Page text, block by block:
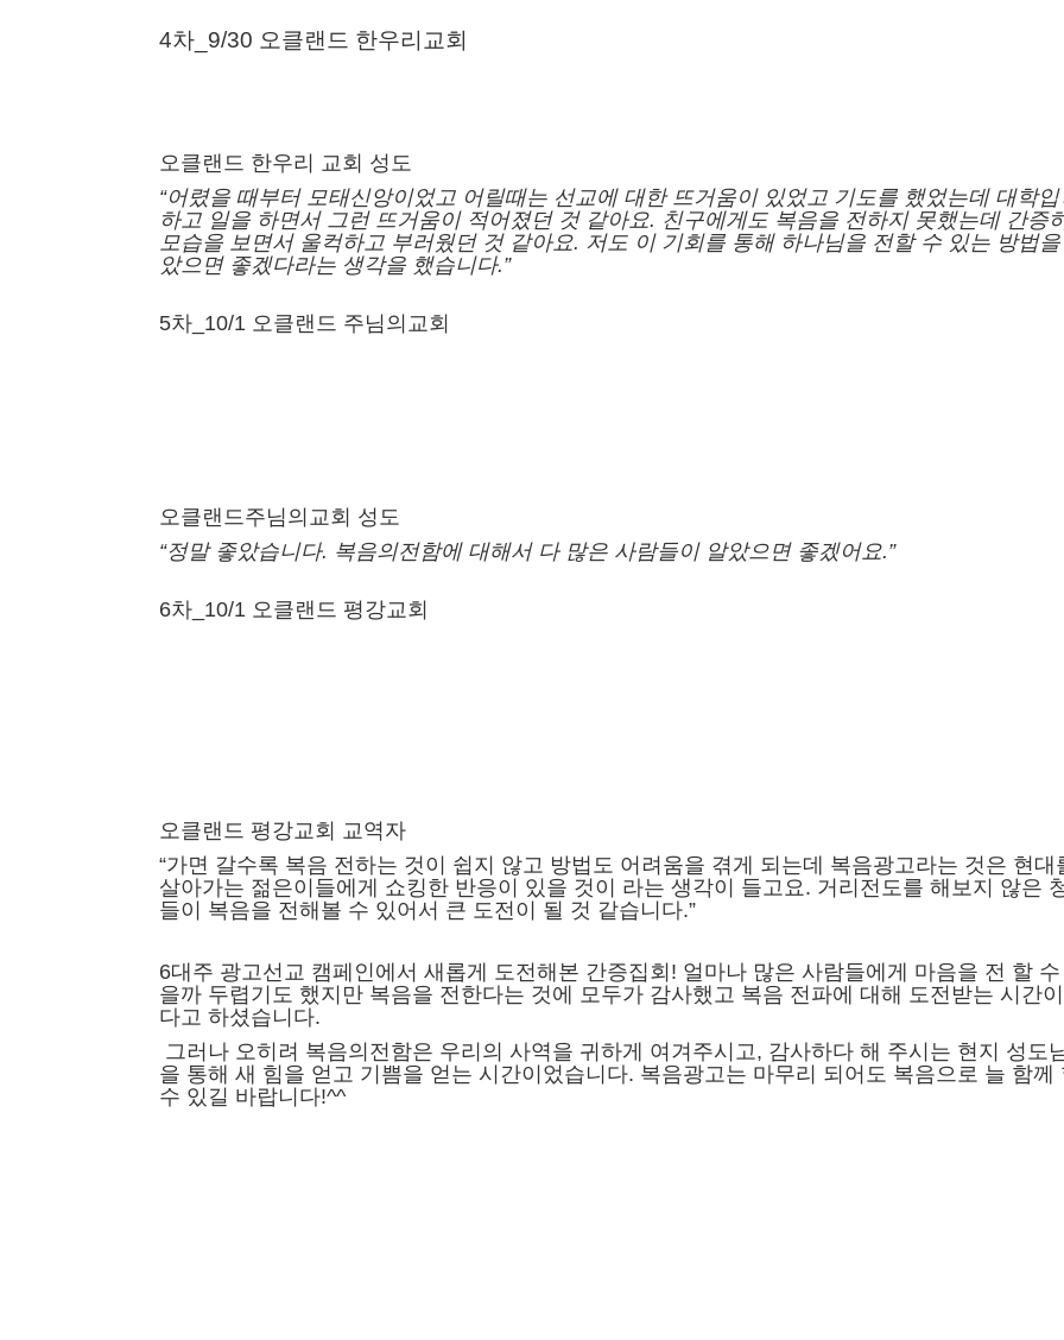
4차_9/30 오클랜드 한우리교회
오클랜드 한우리 교회 성도
“어렸을 때부터 모태신앙이었고 어릴때는 선교에 대한 뜨거움이 있었고 기도를 했었는데 대학
하고 일을 하면서 그런 뜨거움이 적어졌던 것 같아요. 친구에게도 복음을 전하지 못했는데 간증
모습을 보면서 울컥하고 부러웠던 것 같아요. 저도 이 기회를 통해 하나님을 전할 수 있는 방법
았으면 좋겠다라는 생각을 했습니다.”
5차_10/1 오클랜드 주님의교회
오클랜드주님의교회 성도
“정말 좋았습니다. 복음의전함에 대해서 다 많은 사람들이 알았으면 좋겠어요.”
6차_10/1 오클랜드 평강교회
오클랜드 평강교회 교역자
“가면 갈수록 복음 전하는 것이 쉽지 않고 방법도 어려움을 겪게 되는데 복음광고라는 것은 현대
살아가는 젊은이들에게 쇼킹한 반응이 있을 것이 라는 생각이 들고요. 거리전도를 해보지 않은
들이 복음을 전해볼 수 있어서 큰 도전이 될 것 같습니다.”
6대주 광고선교 캠페인에서새롭게 도전해본 간증집회! 얼마나 많은 사람들에게 마음을 전 할
을까 두렵기도 했지만 복음을 전한다는 것에 모두가 감사했고 복음 전파에 대해 도전받는 시간
다고 하셨습니다.
그러나 오히려 복음의전함은 우리의 사역을 귀하게 여겨주시고, 감사하다 해 주시는 현지 성도
을 통해새 힘을 얻고 기쁨을 얻는 시간이었습니다. 복음광고는 마무리 되어도 복음으로 늘 함께
수 있길 바랍니다!^^